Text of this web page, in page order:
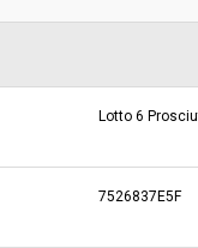
UNICA DI COMMITTENZA TRA I
Lotto 6
7526837E5F